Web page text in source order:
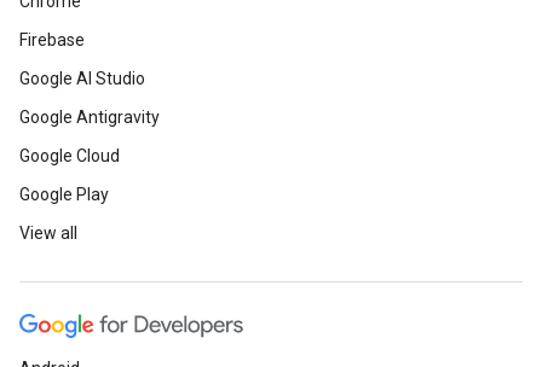
Firebase
Google AI Studio
Google Antigravity
Google Cloud
Google Play
View all